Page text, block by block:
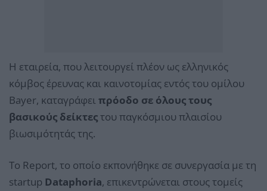
Η εταιρεία, που λειτουργεί πλέον ως ελληνικός
κόμβος έρευνας και καινοτομίας εντός του ομίλου
Bayer, καταγράφει πρόοδο σε όλους τους
βασικούς δείκτεςτου παγκόσμιου πλαισίου
βιωσιμότητάς της.
Το Report, το οποίο εκπονήθηκε σε συνεργασία με τη
startup Dataphoria, επικεντρώνεται στους τομείς